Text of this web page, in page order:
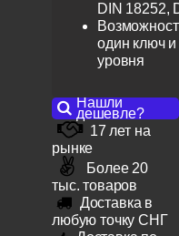
DIN 18252,
один ключ и
уровня
Нашли
дешевле?
17 лет на
рынке
Более 20
тыс. товаров
Доставка в
любую точку СНГ